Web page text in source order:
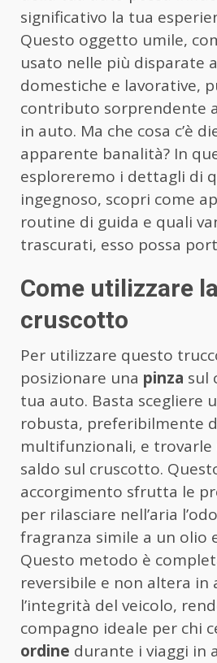
significativo la tua
Questo oggetto umile,
usato nelle più disparate
domestiche e lavorative,
contributo sorprendente
in auto. Ma che cosa c’è
apparente banalità? In
esploreremo i dettagli di
ingegnoso, scopri come
routine di guida e quali
trascurati, esso possa
Come utilizzare
cruscotto
Per utilizzare questo
posizionare una pinza sul
tua auto. Basta scegliere
robusta, preferibilmente
multifunzionali, e trovarle
saldo sul cruscotto.
accorgimento sfrutta le
per rilasciare nell’aria
fragranza simile a un olio
Questo metodo è
reversibile e non altera in
l’integrità del veicolo,
compagno ideale per chi
ordine durante i viaggi in